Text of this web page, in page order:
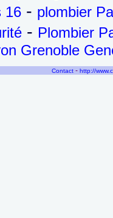
16 - plombier
- Plombier
Grenoble
Contact - http://